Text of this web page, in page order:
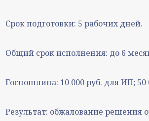
Срок подготовки: 5 рабочих дней.
Общий срок исполнения: до 6
Госпошлина: 10 000 руб. для ИП;
Результат: обжалование решения